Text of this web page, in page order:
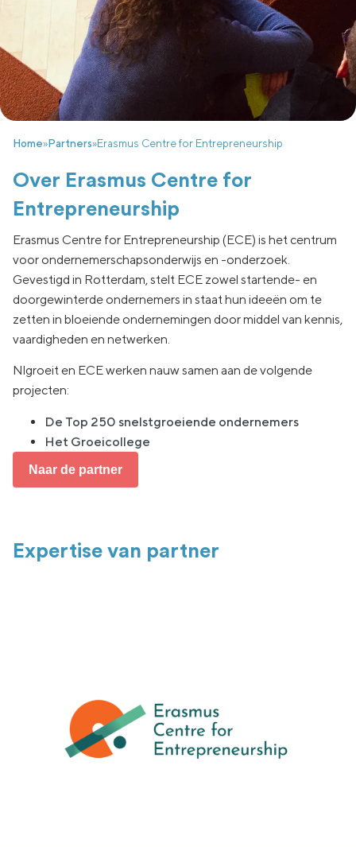
Home»Partners»Erasmus Centre for Entrepreneurship
Over Erasmus Centre for
Entrepreneurship
Erasmus Centre for Entrepreneurship (ECE) is het centrum
voor ondernemerschapsonderwijs en -onderzoek.
Gevestigd in Rotterdam, stelt ECE zowel startende- en
doorgewinterde ondernemers in staat hun ideeën om te
zetten in bloeiende ondernemingen door middel van kennis,
vaardigheden en netwerken.
Nlgroeit en ECE werken nauw samen aan de volgende
projecten:
De Top 250 snelstgroeiende ondernemers
Het Groeicollege
Naar de partner
Expertise van partner